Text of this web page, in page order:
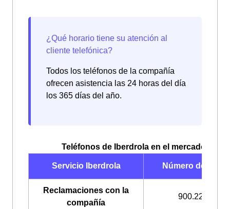
Todos los teléfonos de la compañía
ofrecen asistencia las 24 horas del día
los 365 días del año.
Teléfonos de Iberdrola en el mercado libre
Servicio Iberdrola Número de
Reclamaciones con la
compañía
900.225.235